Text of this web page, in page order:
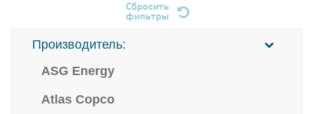
Сбросить
фильтры
Производитель:
ASG Energy
Atlas Copco